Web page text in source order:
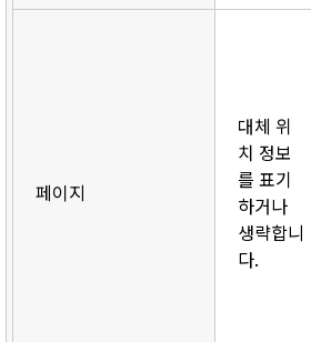
페이지
대체 위
치 정보
를 표기
하거나
생략합니
다.